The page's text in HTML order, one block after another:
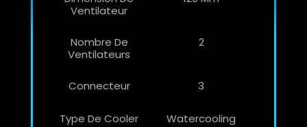
Ventilateur
Nombre De
Ventilateurs
2
Connecteur 3
Type De Cooler Watercooling